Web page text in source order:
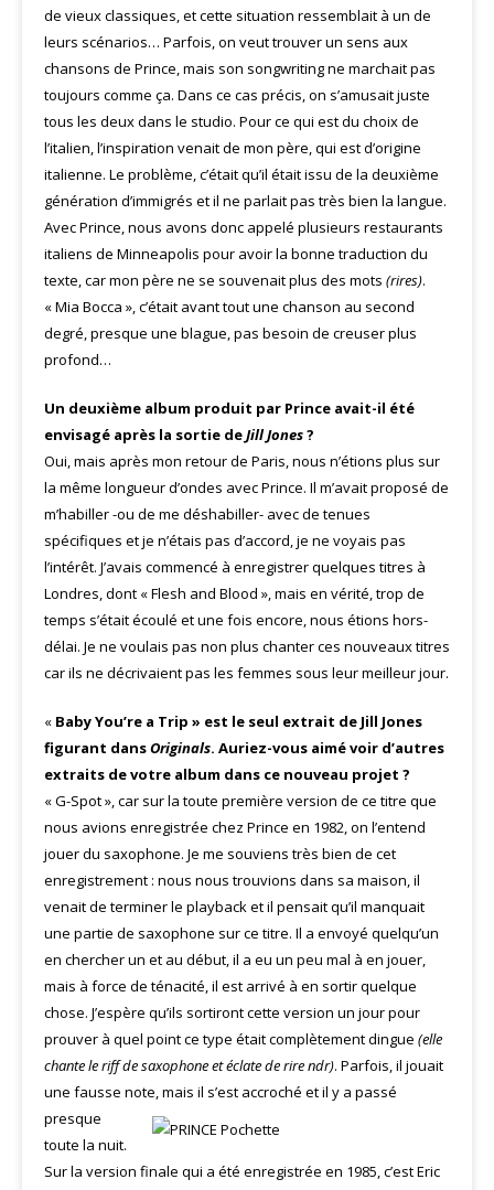
de vieux classiques, et cette situation ressemblait à un de
leurs scénarios… Parfois, on veut trouver un sens aux
chansons de Prince, mais son songwriting ne marchait pas
toujours comme ça. Dans ce cas précis, on s’amusait juste
tous les deux dans le studio. Pour ce qui est du choix de
l’italien, l’inspiration venait de mon père, qui est d’origine
italienne. Le problème, c’était qu’il était issu de la deuxième
génération d’immigrés et il ne parlait pas très bien la langue.
Avec Prince, nous avons donc appelé plusieurs restaurants
italiens de Minneapolis pour avoir la bonne traduction du
texte, car mon père ne se souvenait plus des mots (rires).
« Mia Bocca », c’était avant tout une chanson au second
degré, presque une blague, pas besoin de creuser plus
profond…
Un deuxième album produit par Prince avait-il été
envisagé après la sortie deJill Jones?
Oui, mais après mon retour de Paris, nous n’étions plus sur
la même longueur d’ondes avec Prince. Il m’avait proposé de
m’habiller -ou de me déshabiller- avec de tenues
spécifiques et je n’étais pas d’accord, je ne voyais pas
l’intérêt. J’avais commencé à enregistrer quelques titres à
Londres, dont « Flesh and Blood », mais en vérité, trop de
temps s’était écoulé et une fois encore, nous étions hors-
délai. Je ne voulais pas non plus chanter ces nouveaux titres
car ils ne décrivaient pas les femmes sous leur meilleur jour.
« Baby You’re a Trip » est le seul extrait de Jill Jones
figurant dansOriginals. Auriez-vous aimé voir d’autres
extraits de votre album dans ce nouveau projet ?
« G-Spot », car sur la toute première version de ce titre que
nous avions enregistrée chez Prince en 1982, on l’entend
jouer du saxophone. Je me souviens très bien de cet
enregistrement : nous nous trouvions dans sa maison, il
venait de terminer le playback et il pensait qu’il manquait
une partie de saxophone sur ce titre. Il a envoyé quelqu’un
en chercher un et au début, il a eu un peu mal à en jouer,
mais à force de ténacité, il est arrivé à en sortir quelque
chose. J’espère qu’ils sortiront cette version un jour pour
prouver à quel point ce type était complètement dingue (elle
chante le riff de saxophone et éclate de rire ndr). Parfois, il jouait
une fausse note, mais il s’est accroché et il y a passé
presque
toute la nuit.
Sur la version finale qui a été enregistrée en 1985, c’est Eric